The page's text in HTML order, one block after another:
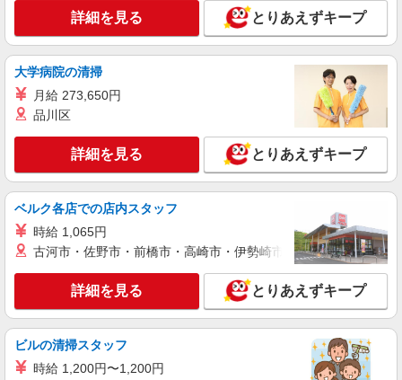
東京都品川区 【最寄駅】北品川駅 ★勤務地は
3000ヶ所以上★ 自宅から通いやすいエリアなど、
お好きな勤務地をお選び下さい！！
キープ 詳細を見る
アルバイト パート 派遣社員
日研トータルソーシング株式会社 メディカルケア事業部/新宿オフィ
ス
介護スタッフ／資格あり or 経験者
時給1,550円〜1,650円 ◆無資格・経験者：時
円〜 ◆初任者研修・経験者：時給1,600円〜 ◆介
護福祉士・経験者：時給1,650円〜 ※経験者は3ヶ
月以上 ※給与幅は経験・能力による ★週払い
3000ヶ所以上★ 自宅から通いやすいエリアなど、
お好きな勤務地をお選び下さい！！
キープ 詳細を見る
職業紹介
株式会社kotrio /●YK-S-2087286
戸越公園駅☆就労支援施設のスタッフ募集☆年
齢不問/未経験OK
詳細を見る とりあえずキープ
大学病院の清掃
月給 273,650円
品川区
詳細を見る とりあえずキープ
ベルク各店での店内スタッフ
時給 1,065円
古河市・佐野市・前橋市・高崎市・伊勢崎市・太田市・館林市
詳細を見る とりあえずキープ
ビルの清掃スタッフ
時給 1,200円〜1,200円